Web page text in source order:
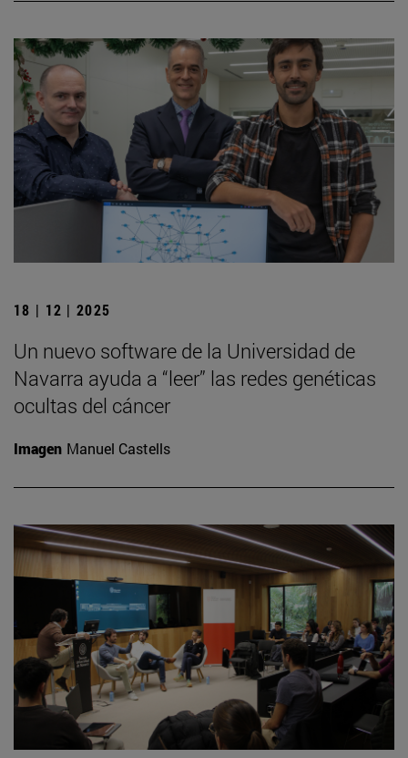
18 | 12 | 2025
Un nuevo software de la Universidad de
Navarra ayuda a “leer” las redes genéticas
ocultas del cáncer
Imagen Manuel Castells